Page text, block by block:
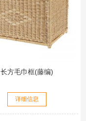
长方毛巾框(藤编)
详细信息